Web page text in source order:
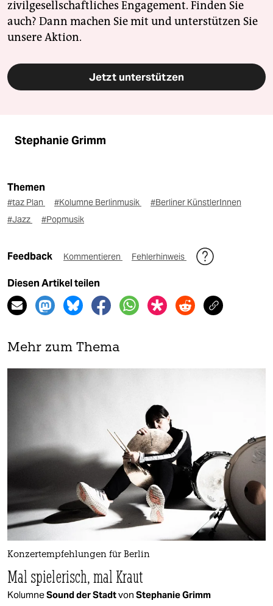
zivilgesellschaftliches Engagement. Finden Sie
auch? Dann machen Sie mit und unterstützen Sie
unsere Aktion.
Jetzt unterstützen
Stephanie Grimm
Themen
#taz Plan #Kolumne Berlinmusik
#Berliner KünstlerInnen
#Jazz
#Popmusik
Feedback Kommentieren Fehlerhinweis
Diesen Artikel teilen
Mehr zum Thema
Konzertempfehlungen für Berlin
Mal spielerisch, mal Kraut
KolumneSound der Stadtvon Stephanie Grimm